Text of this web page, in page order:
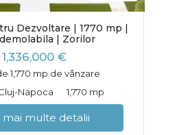
Dezvoltare | 1770 mp |
| Zorilor
1,336,000 €
1,770 mp de vânzare
Napoca
1,770 mp
mai multe detalii